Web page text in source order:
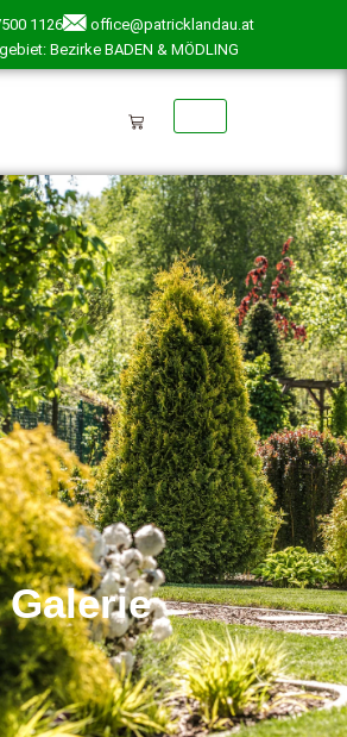
1126
office@patricklandau.at
Bezirke BADEN & MÖDLING
Galerie